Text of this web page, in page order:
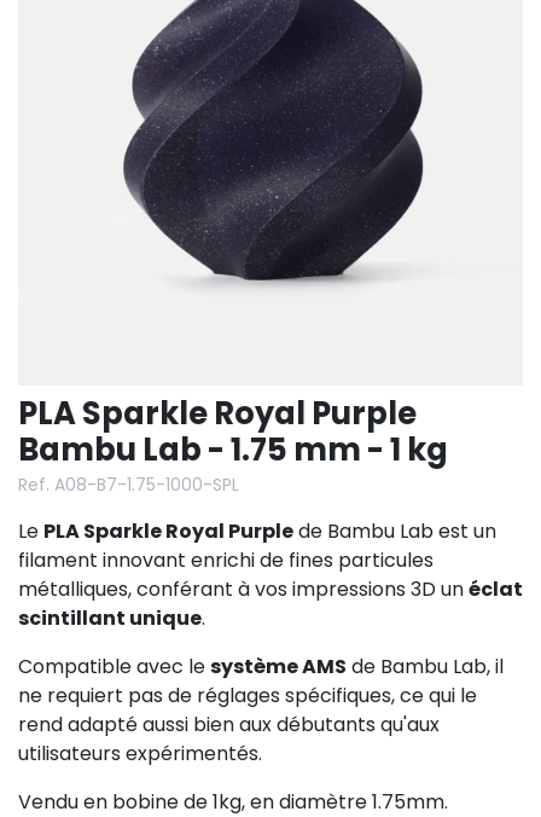
PLA Sparkle Royal Purple
Bambu Lab - 1.75 mm - 1 kg
Ref. A08-B7-1.75-1000-SPL
Le PLA Sparkle Royal Purplede Bambu Lab est un
filament innovant enrichi de fines particules
métalliques, conférant à vos impressions 3D unéclat
scintillant unique.
Compatible avec lesystème AMS de Bambu Lab, il
ne requiert pas de réglages spécifiques, ce qui le
rend adapté aussi bien aux débutants qu'aux
utilisateurs expérimentés.
Vendu en bobine de 1kg, en diamètre 1.75mm.